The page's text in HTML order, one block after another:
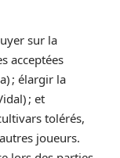
sur la
acceptées
; élargir la
; et
tolérés,
joueurs.